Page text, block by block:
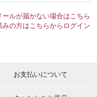
ールが届かない場合はこちら
みの方はこちらからログイン
お支払いについて